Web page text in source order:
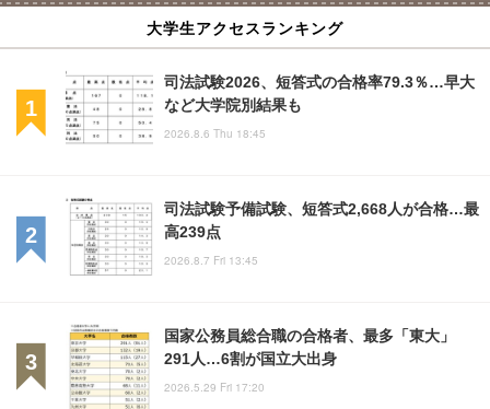
大学生アクセスランキング
司法試験2026、短答式の合格率79.3％…早大
など大学院別結果も
2026.8.6 Thu 18:45
司法試験予備試験、短答式2,668人が合格…最
高239点
2026.8.7 Fri 13:45
国家公務員総合職の合格者、最多「東大」
291人…6割が国立大出身
2026.5.29 Fri 17:20